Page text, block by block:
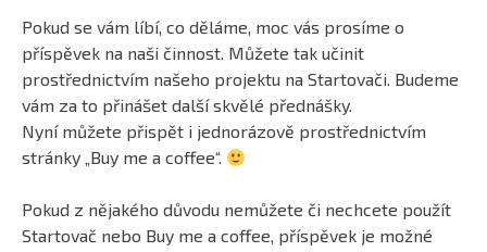
Pokud se vám líbí, co děláme, moc vás prosíme o
příspěvek na naši činnost. Můžete tak učinit
prostřednictvím našeho projektu na Startovači. Budeme
vám za to přinášet další skvělé přednášky.
Nyní můžete přispět i jednorázově prostřednictvím
stránky „Buy me a coffee“.
Pokud z nějakého důvodu nemůžete či nechcete použít
Startovač nebo Buy me a coffee, příspěvek je možné